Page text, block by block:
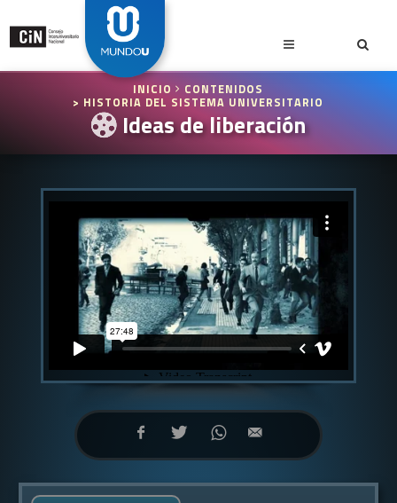
INICIO CONTENIDOS
> HISTORIA DEL SISTEMA UNIVERSITARIO
Ideas de liberación